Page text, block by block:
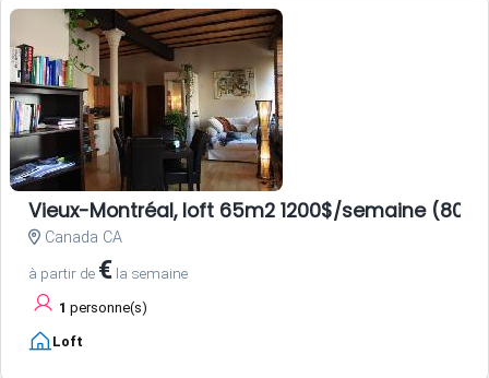
Vieux-Montréal, loft 65m2 1200$/semaine
Canada CA
à partir de € la semaine
1 personne(s)
Loft